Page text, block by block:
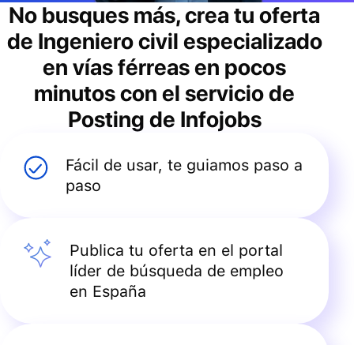
No busques más, crea tu oferta
de Ingeniero civil especializado
en vías férreasen pocos
minutos con el servicio de
Posting de Infojobs
Fácil de usar, te guiamos paso a
paso
Publica tu oferta en el portal
líder de búsqueda de empleo
en España